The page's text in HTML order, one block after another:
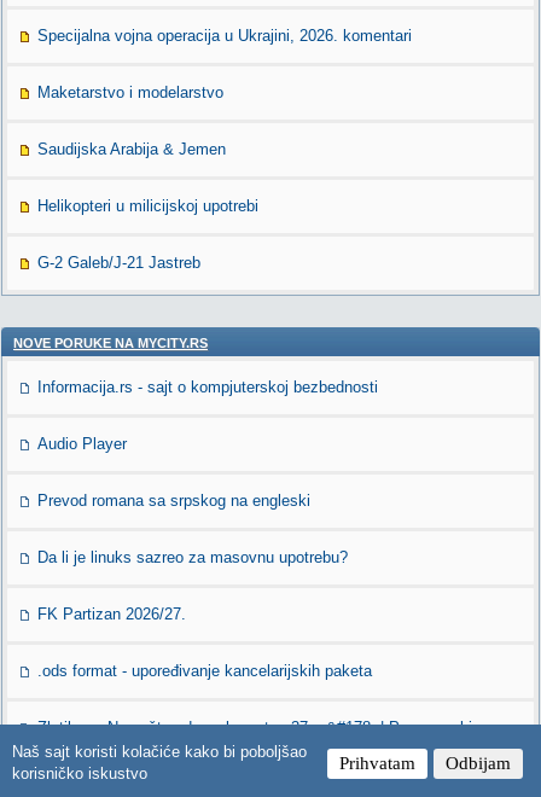
Naš sajt koristi kolačiće kako bi poboljšao
korisničko iskustvo
Prihvatam Odbijam
Specijalna vojna operacija u Ukrajini, 2026. komentari
Maketarstvo i modelarstvo
Saudijska Arabija & Jemen
Helikopteri u milicijskoj upotrebi
G-2 Galeb/J-21 Jastreb
NOVE PORUKE NA MYCITY.RS
Informacija.rs - sajt o kompjuterskoj bezbednosti
Audio Player
Prevod romana sa srpskog na engleski
Da li je linuks sazreo za masovnu upotrebu?
FK Partizan 2026/27.
.ods format - upoređivanje kancelarijskih paketa
Zlatibor – Namešten dvosoban stan 37 m&#178; | Panoramski
pogled | Direktno od vlasnika